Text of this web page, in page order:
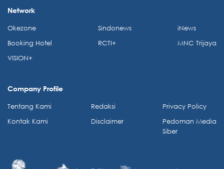
Network
Okezone
Booking Hotel
VISION+
Sindonews
RCTI+
iNews
MNC Trijaya
Company Profile
Tentang Kami
Kontak Kami
Redaksi
Disclaimer
Privacy Policy
Pedoman Media
Siber